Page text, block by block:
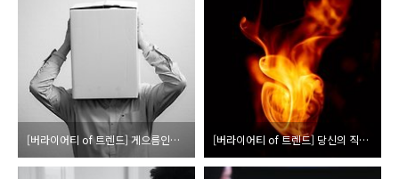
[버라이어티 of 트렌드] 게으름인지 번아웃인지 5분만에 구분하는 방법 [버라이어티 of 트렌드] 당신의 직업에 대한 열정을 가지고 있나요?